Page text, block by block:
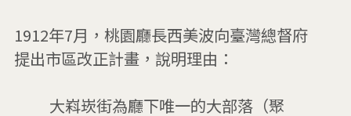
1912年7月，桃園廳長西美波向臺灣總督府
提出市區改正計畫，說明理由：